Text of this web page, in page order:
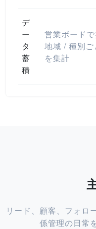
デ
ー
タ
蓄
積
営業ボード
地域 / 種別
を集計
リード、顧客、フォロ
係管理の日常